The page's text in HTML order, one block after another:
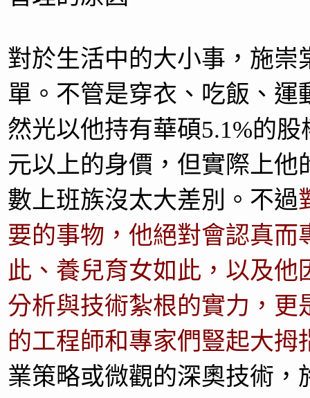
對於生活中的大小事，施崇
單。不管是穿衣、吃飯、運
然光以他持有華碩5.1%的
元以上的身價，但實際上他
數上班族沒太大差別。不過
要的事物，他絕對會認真而
此、養兒育女如此，以及他
分析與技術紮根的實力，更
的工程師和專家們豎起大拇
業策略或微觀的深奧技術，